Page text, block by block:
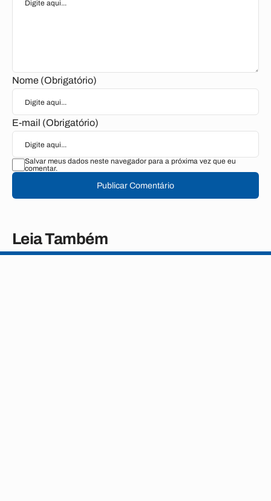
Nome (Obrigatório)
E-mail (Obrigatório)
Salvar meus dados neste navegador para a próxima vez que eu
comentar.
Publicar Comentário
Leia Também